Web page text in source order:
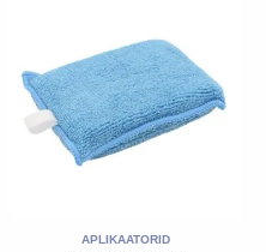
APLIKAATORID